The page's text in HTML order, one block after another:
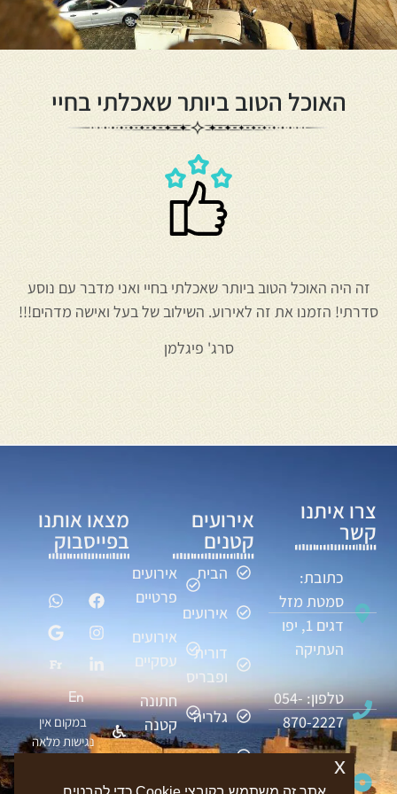
האוכל הטוב ביותר שאכלתי בחיי
זה היה האוכל הטוב ביותר שאכלתי בחיי ואני מדבר עם נוסע
סדרתי! הזמנו את זה לאירוע. השילוב של בעל ואישה מדהים!!!
סרג' פיגלמן
צרו איתנו
קשר
כתובת:
סמטת מזל
דגים 1, יפו
העתיקה
טלפון: 054-
870-2227
דוא"ל:
אירועים
קטנים
הבית
אירועים
דורית
ופבריס
גלריה
מגזין
אירועים
פרטיים
אירועים
עסקיים
חתונה
קטנה
הולדת
מצאו אותנו
בפייסבוק
במקום אין
נגישות מלאה
x